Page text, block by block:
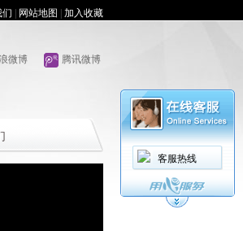
客服热线
们 网站地图 加入收藏
腾讯微博
微博